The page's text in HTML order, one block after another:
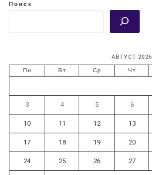
Поиск
АВГУСТ 2026
Пн Вт Ср Чт
3 4 5 6
10 11 12 13
17 18 19 20
24 25 26 27